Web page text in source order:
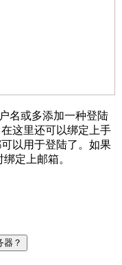
名或多添加一种登陆
这里还可以绑定上手
以用于登陆了。如果
定上邮箱。
器？